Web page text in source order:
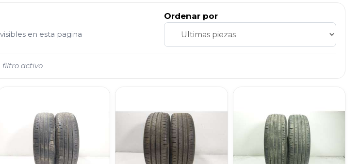
en esta pagina
Ordenar por
filtro activo